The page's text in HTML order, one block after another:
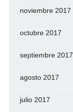
noviembre 2017
octubre 2017
septiembre 2017
agosto 2017
julio 2017